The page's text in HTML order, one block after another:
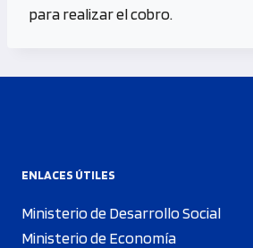
para realizar el cobro.
ENLACES ÚTILES
Ministerio de Desarrollo Social
Ministerio de Economía